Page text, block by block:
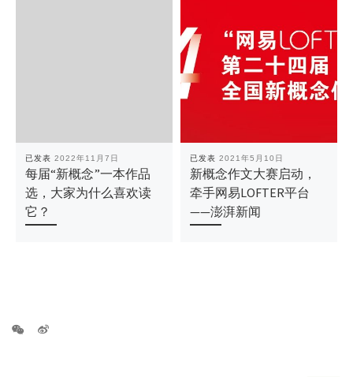
已发表 2022年11月7日
每届“新概念”一本作品
选，大家为什么喜欢读
它？
已发表 2021年5月10日
新概念作文大赛启动，
牵手网易LOFTER平台
——澎湃新闻